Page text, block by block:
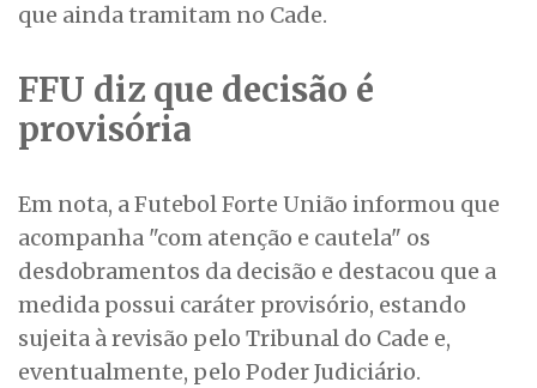
que ainda tramitam no Cade.
FFU diz que decisão é
provisória
Em nota, a Futebol Forte União informou que
acompanha "com atenção e cautela" os
desdobramentos da decisão e destacou que a
medida possui caráter provisório, estando
sujeita à revisão pelo Tribunal do Cade e,
eventualmente, pelo Poder Judiciário.